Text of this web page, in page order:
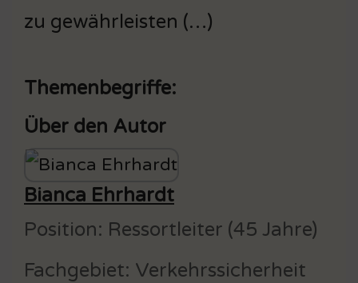
zu gewährleisten (…)
Themenbegriffe:
Über den Autor
Bianca Ehrhardt
Position: Ressortleiter (45 Jahre)
Fachgebiet: Verkehrssicherheit